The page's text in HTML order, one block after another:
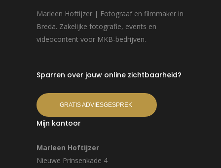
Marleen Hoftijzer | Fotograaf en filmmaker in
Breda. Zakelijke fotografie, events en
videocontent voor MKB-bedrijven.
Sparren over jouw online zichtbaarheid?
GRATIS ADVIESGESPREK
Mijn kantoor
Marleen Hoftijzer
Nieuwe Prinsenkade 4